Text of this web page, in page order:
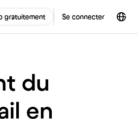
gratuitement Se connecter
du
en